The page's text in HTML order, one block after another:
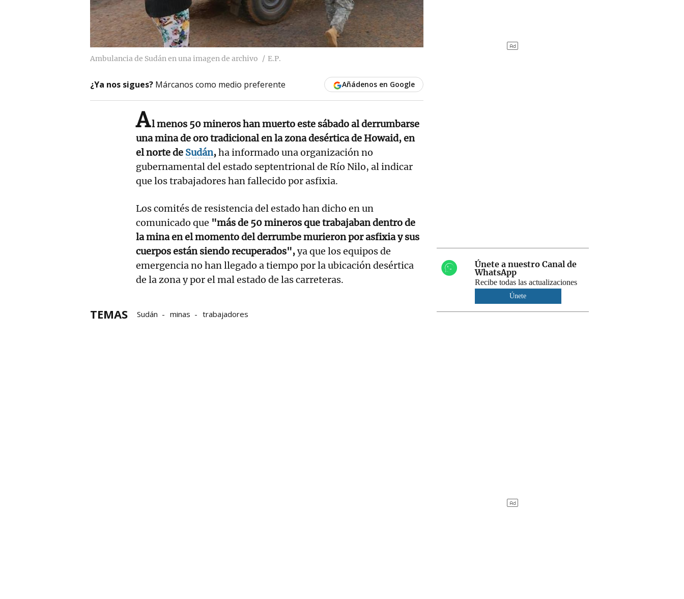
Ambulancia de Sudán en una imagen de archivo E.P.
¿Ya nos sigues? Márcanos como medio preferente Añádenos en Google
Al menos 50 mineros han muerto este sábado al derrumbarse
una mina de oro tradicional en la zona desértica de Howaid, en
el norte de Sudán,ha informado una organización no
gubernamental del estado septentrional de Río Nilo, al indicar
que los trabajadores han fallecido por asfixia.
Los comités de resistencia del estado han dicho en un
comunicado que "más de 50 mineros que trabajaban dentro de
la mina en el momento del derrumbe murieron por asfixia y sus
cuerpos están siendo recuperados",ya que los equipos de
emergencia no han llegado a tiempo por la ubicación desértica
de la zona y por el mal estado de las carreteras.
TEMAS Sudán minas trabajadores
Únete a nuestro Canal de
WhatsApp
Recibe todas las actualizaciones
Únete